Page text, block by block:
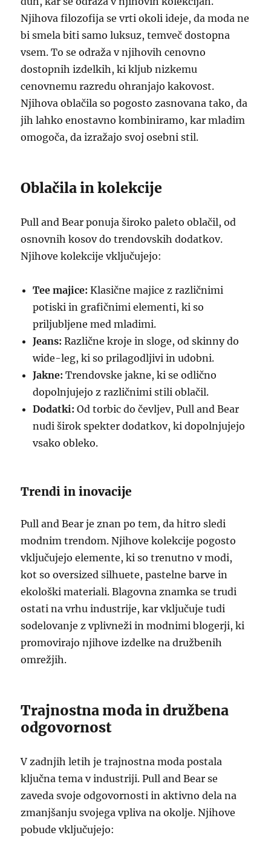
Njihova filozofija se vrti okoli ideje, da moda ne
bi smela biti samo luksuz, temveč dostopna
vsem. To se odraža v njihovih cenovno
dostopnih izdelkih, ki kljub nizkemu
cenovnemu razredu ohranjajo kakovost.
Njihova oblačila so pogosto zasnovana tako, da
jih lahko enostavno kombiniramo, kar mladim
omogoča, da izražajo svoj osebni stil.
Oblačila in kolekcije
Pull and Bear ponuja široko paleto oblačil, od
osnovnih kosov do trendovskih dodatkov.
Njihove kolekcije vključujejo:
Tee majice: Klasične majice z različnimi
potiski in grafičnimi elementi, ki so
priljubljene med mladimi.
Jeans: Različne kroje in sloge, od skinny do
wide-leg, ki so prilagodljivi in udobni.
Jakne: Trendovske jakne, ki se odlično
dopolnjujejo z različnimi stili oblačil.
Dodatki: Od torbic do čevljev, Pull and Bear
nudi širok spekter dodatkov, ki dopolnjujejo
vsako obleko.
Trendi in inovacije
Pull and Bear je znan po tem, da hitro sledi
modnim trendom. Njihove kolekcije pogosto
vključujejo elemente, ki so trenutno v modi,
kot so oversized silhuete, pastelne barve in
ekološki materiali. Blagovna znamka se trudi
ostati na vrhu industrije, kar vključuje tudi
sodelovanje z vplivneži in modnimi blogerji, ki
promovirajo njihove izdelke na družbenih
omrežjih.
Trajnostna moda in družbena
odgovornost
V zadnjih letih je trajnostna moda postala
ključna tema v industriji. Pull and Bear se
zaveda svoje odgovornosti in aktivno dela na
zmanjšanju svojega vpliva na okolje. Njihove
pobude vključujejo: